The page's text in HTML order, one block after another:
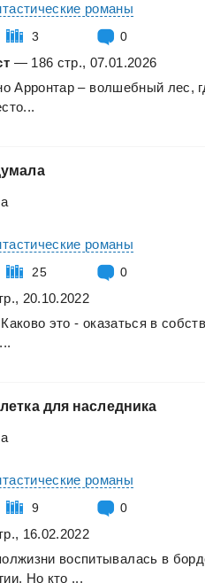
романы
3 0
— 186 стр., 07.01.2026
Арронтар – волшебный лес,
романы
25 0
20.10.2022
Каково это - оказаться в
...
для наследника
романы
9 0
16.02.2022
воспитывалась в
Но кто ...